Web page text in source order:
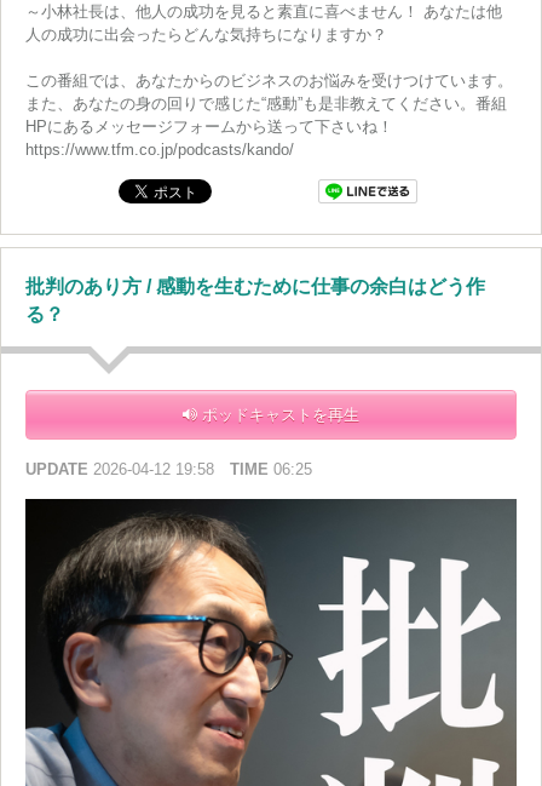
～小林社長は、他人の成功を見ると素直に喜べません！ あなたは他
人の成功に出会ったらどんな気持ちになりますか？
この番組では、あなたからのビジネスのお悩みを受けつけています。
また、あなたの身の回りで感じた“感動”も是非教えてください。番組
HPにあるメッセージフォームから送って下さいね！
https://www.tfm.co.jp/podcasts/kando/
批判のあり方 / 感動を生むために仕事の余白はどう作
る？
ポッドキャストを再生
UPDATE 2026-04-12 19:58 TIME 06:25